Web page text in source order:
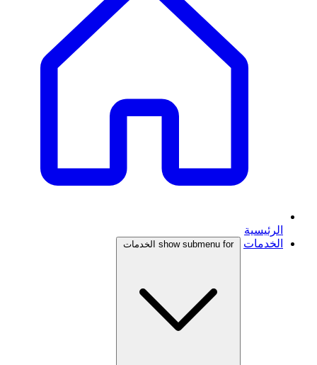
الرئيسية
الخدمات
show submenu for الخدمات